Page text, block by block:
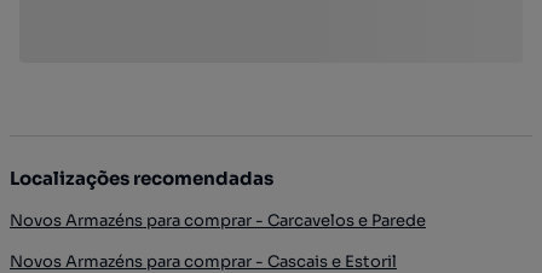
Localizações recomendadas
Novos Armazéns para comprar - Carcavelos e Parede
Novos Armazéns para comprar - Cascais e Estoril